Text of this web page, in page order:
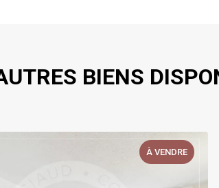
BIENS
À VENDRE